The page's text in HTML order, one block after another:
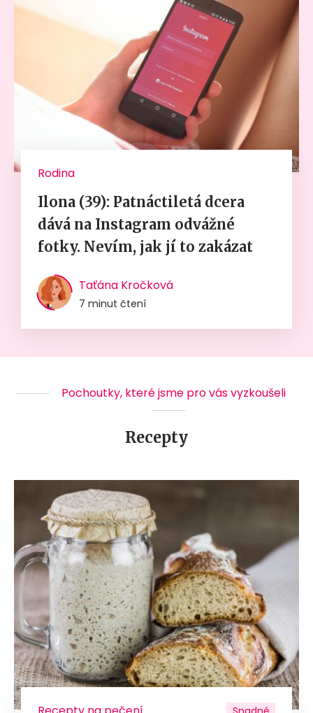
Rodina
Ilona (39): Patnáctiletá dcera
dává na Instagram odvážné
fotky. Nevím, jak jí to zakázat
Taťána Kročková
7 minut čtení
Pochoutky, které jsme pro vás vyzkoušeli
Recepty